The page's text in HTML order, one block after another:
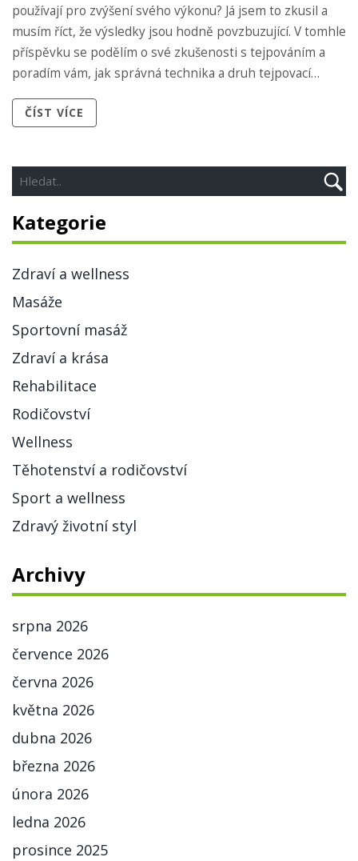
používají pro zvýšení svého výkonu? Já jsem to zkusil a
musím říct, že výsledky jsou hodně povzbuzující. V tomhle
příspěvku se podělím o své zkušenosti s tejpováním a
poradím vám, jak správná technika a druh tejpovací
bolesti a celkovému zlepšení výkonnosti. Navíc se
může proměnit váš přístup k tréninku!
ČÍST VÍCE
Kategorie
Zdraví a wellness
Masáže
Sportovní masáž
Zdraví a krása
Rehabilitace
Rodičovství
Wellness
Těhotenství a rodičovství
Sport a wellness
Zdravý životní styl
Archivy
srpna 2026
července 2026
června 2026
května 2026
dubna 2026
března 2026
února 2026
ledna 2026
prosince 2025